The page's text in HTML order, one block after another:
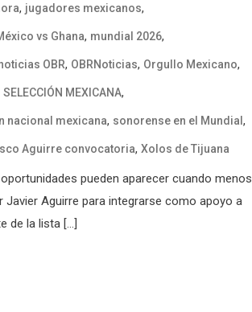
, jugadores mexicanos,
vs Ghana, mundial 2026,
OBR, OBRNoticias, Orgullo Mexicano,
SELECCIÓN MEXICANA,
nacional mexicana, sonorense en el Mundial ,
Aguirre convocatoria, Xolos de Tijuana
pueden aparecer cuando menos
Aguirre para integrarse como apoyo a
de la lista […]